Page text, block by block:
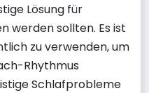
Lösung für
werden sollten. Es ist
zu verwenden, um
Rhythmus
Schlafprobleme